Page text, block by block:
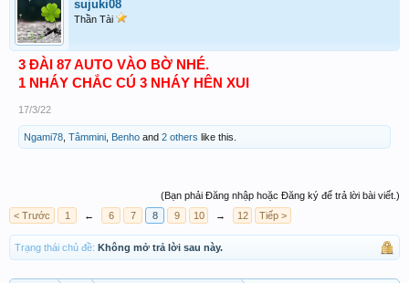
sujuki08
Thần Tài
3 ĐÀI 87 AUTO VÀO BỜ NHÉ.
1 NHÁY CHẮC CÚ 3 NHÁY HÊN XUI
17/3/22
Ngami78 Tâmmini Benho and 2 others like this.
(Bạn phải Đăng nhập hoặc Đăng ký để trả lời bài viết.)
< Trước
1 ← 6 7 8 9 10 → 12 Tiếp >
Trạng thái chủ đề: Không mở trả lời sau này.